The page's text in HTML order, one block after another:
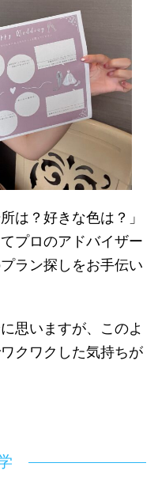
は？好きな色は？」
プロのアドバイザー
ラン探しをお手伝い
思いますが、このよ
クワクした気持ちが